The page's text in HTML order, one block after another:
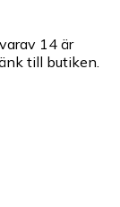
14 är
till butiken.